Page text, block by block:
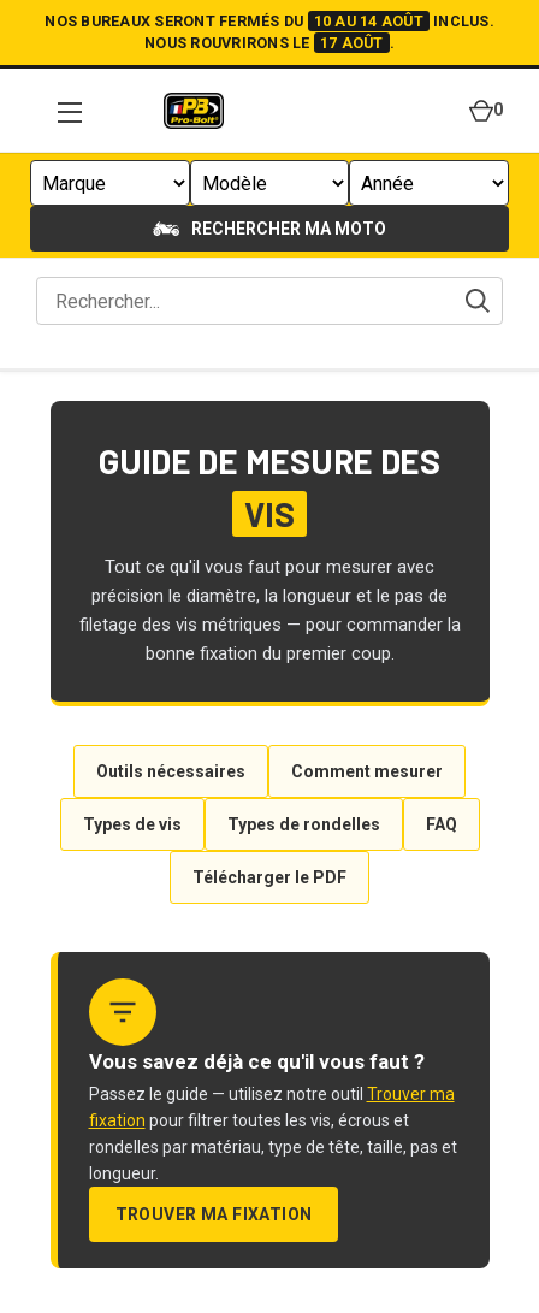
NOS BUREAUX SERONT FERMÉS DU 10 AU 14 AOÛT
INCLUS.
NOUS ROUVRIRONS LE
17 AOÛT .
0
RECHERCHER MA MOTO
GUIDE DE MESURE DES
VIS
Tout ce qu'il vous faut pour mesurer avec
précision le diamètre, la longueur et le pas de
filetage des vis métriques — pour commander la
bonne fixation du premier coup.
Outils nécessaires Comment mesurer
Types de vis Types de rondelles FAQ
Télécharger le PDF
Vous savez déjà ce qu'il vous faut ?
Passez le guide — utilisez notre outil Trouver ma
fixation pour filtrer toutes les vis, écrous et
rondelles par matériau, type de tête, taille, pas et
longueur.
TROUVER MA FIXATION